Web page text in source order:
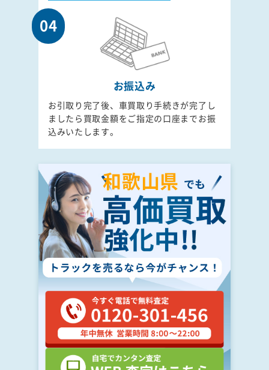
04
お振込み
お引取り完了後、車買取り手続きが完了し
ましたら買取金額をご指定の口座までお振
込みいたします。
和歌山県